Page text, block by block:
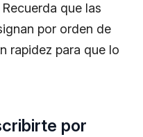
que las
por orden de
rapidez para que lo
por